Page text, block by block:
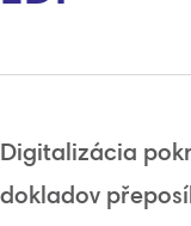
Digitalizácia
dokladov